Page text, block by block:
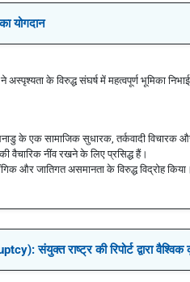
योगदान
के विरुद्ध संघर्ष में महत्वपूर्ण भूमिका
के एक सामाजिक सुधारक, तर्कवादी विचारक
वैचारिक नींव रखने के लिए प्रसिद्ध हैं।
और जातिगत असमानता के विरुद्ध विद्रोह किया।
संयुक्त राष्ट्र की रिपोर्ट द्वारा